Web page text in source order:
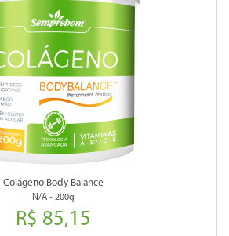
Colágeno Body Balance
N/A - 200g
R$ 85,15